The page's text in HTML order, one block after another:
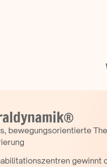
bewegungsorientierte
gewinnt